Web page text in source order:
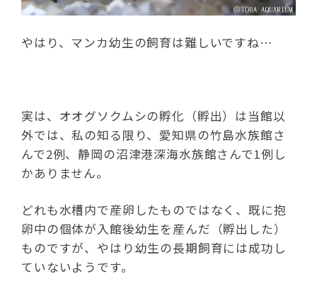
やはり、マンカ幼生の飼育は難しいですね…
実は、オオグソクムシの孵化（孵出）は当館以
外では、私の知る限り、愛知県の竹島水族館さ
んで2例、静岡の沼津港深海水族館さんで1例し
かありません。
どれも水槽内で産卵したものではなく、既に抱
卵中の個体が入館後幼生を産んだ（孵出した）
ものですが、やはり幼生の長期飼育には成功し
ていないようです。